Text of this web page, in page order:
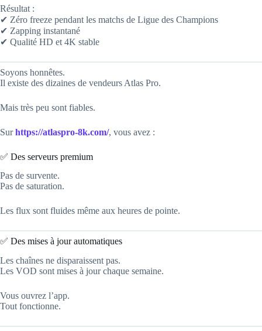
Résultat :
✔ Zéro freeze pendant les matchs de Ligue des Champions
✔ Zapping instantané
✔ Qualité HD et 4K stable
Soyons honnêtes.
Il existe des dizaines de vendeurs Atlas Pro.
Mais très peu sont fiables.
Surhttps://atlaspro-8k.com/, vous avez :
✅ Des serveurs premium
Pas de survente.
Pas de saturation.
Les flux sont fluides même aux heures de pointe.
✅ Des mises à jour automatiques
Les chaînes ne disparaissent pas.
Les VOD sont mises à jour chaque semaine.
Vous ouvrez l’app.
Tout fonctionne.